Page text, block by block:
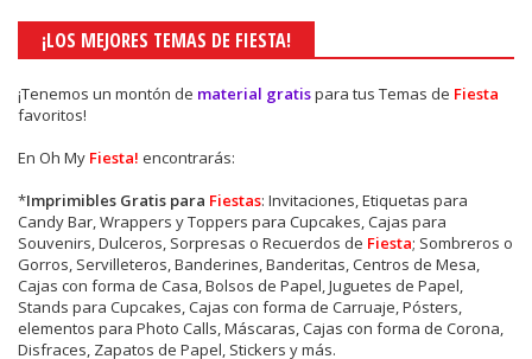
¡LOS MEJORES TEMAS DE FIESTA!
¡Tenemos un montón de material gratispara tus Temas de Fiesta
favoritos!
En Oh My Fiesta! encontrarás:
*Imprimibles Gratis para Fiestas: Invitaciones, Etiquetas para
Candy Bar, Wrappers y Toppers para Cupcakes, Cajas para
Souvenirs, Dulceros, Sorpresas o Recuerdos de Fiesta; Sombreros o
Gorros, Servilleteros, Banderines, Banderitas, Centros de Mesa,
Cajas con forma de Casa, Bolsos de Papel, Juguetes de Papel,
Stands para Cupcakes, Cajas con forma de Carruaje, Pósters,
elementos para Photo Calls, Máscaras, Cajas con forma de Corona,
Disfraces, Zapatos de Papel, Stickers y más.